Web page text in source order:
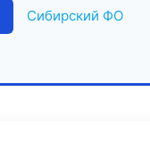
Сибирский ФО